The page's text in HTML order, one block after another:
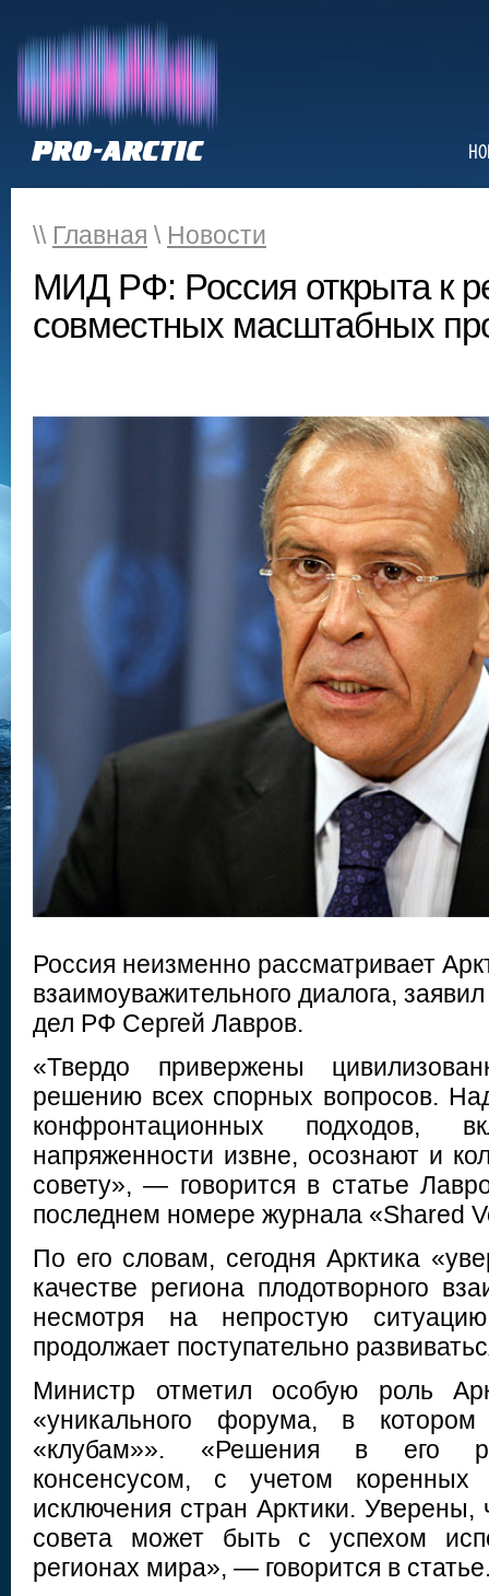
\\ Главная \ Новости
МИД РФ: Россия открыта к
совместных масштабных
Россия неизменно рассматривает
взаимоуважительного диалога,
дел РФ Сергей Лавров.
«Твердо привержены
решению всех спорных вопросов.
конфронтационных подходов,
напряженности извне, осознают и
совету», — говорится в статье
последнем номере журнала «Shared
По его словам, сегодня Арктика
качестве региона плодотворного
несмотря на непростую
продолжает поступательно
Министр отметил особую роль
«уникального форума, в
«клубам»». «Решения в его
консенсусом, с учетом коренных
исключения стран Арктики. Уверены,
совета может быть с успехом
регионах мира», — говорится в